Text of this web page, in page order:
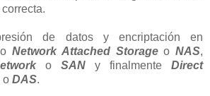
de datos y encriptación en
Network Attached StorageoNAS,
o SAN y finalmente Direct
o DAS.